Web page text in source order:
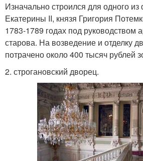
Изначально строился для одного
Екатерины II, князя Григория
1783-1789 годах под руководством
старова. На возведение и отделку
потрачено около 400 тысяч рублей
2. строгановский дворец.